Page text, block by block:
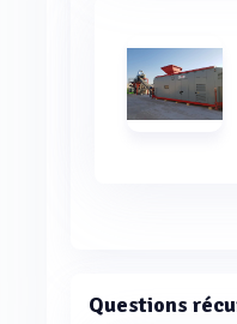
Questions